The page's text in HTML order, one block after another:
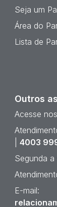
Seja um
Área do
Lista de
Outros
Acesse
4003
Segunda
E-mail: